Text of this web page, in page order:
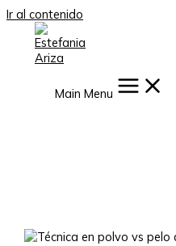
Ir al contenido
Main Menu